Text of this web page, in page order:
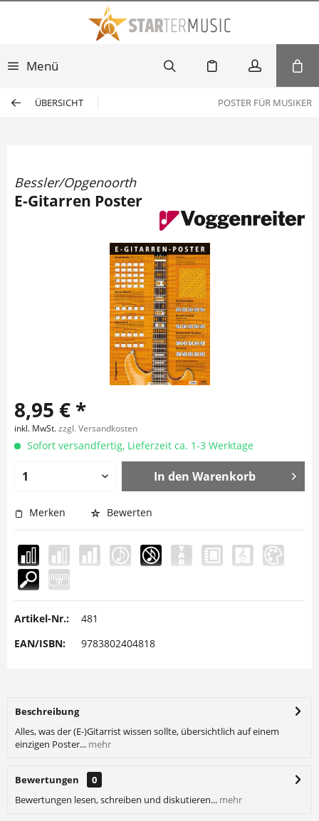
Menü
ÜBERSICHT POSTER FÜR MUSIKER
Bessler/Opgenoorth
E-Gitarren Poster
8,95 € *
inkl. MwSt.zzgl. Versandkosten
Sofort versandfertig, Lieferzeit ca. 1-3 Werktage
In den Warenkorb
Merken Bewerten
Artikel-Nr.:
481
EAN/ISBN:
9783802404818
Beschreibung
Alles, was der (E-)Gitarrist wissen sollte, übersichtlich auf einem
einzigen Poster... mehr
Bewertungen
0
Bewertungen lesen, schreiben und diskutieren... mehr